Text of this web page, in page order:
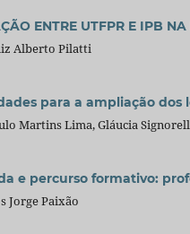
ENTRE UTFPR E IPB
Alberto Pilatti
para a ampliação
Martins Lima, Gláucia
e percurso formativo:
Jorge Paixão